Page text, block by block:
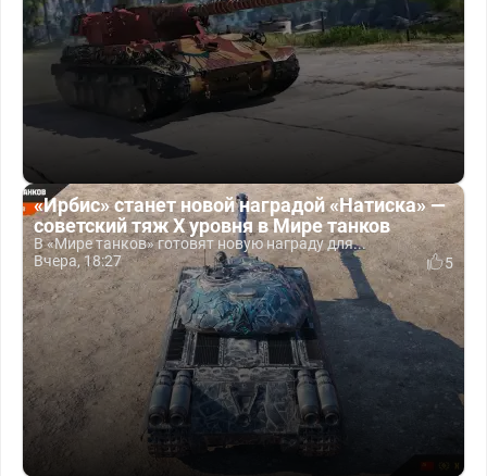
«Ирбис» станет новой наградой «Натиска» —
советский тяж X уровня в Мире танков
В «Мире танков» готовят новую награду для...
Вчера, 18:27
5